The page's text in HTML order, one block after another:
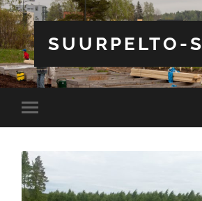
SUURPELTO-
Toggle
mobile